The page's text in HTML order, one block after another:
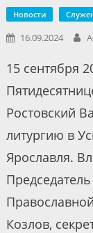
Новости
16.09.2024
15 сентября
Ростовский
литургию в
Ярославля.
Козлов,